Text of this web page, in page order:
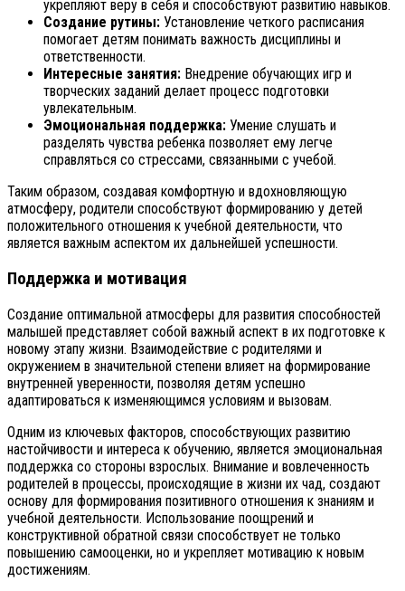
укрепляют веру в себя и способствуют развитию навыков.
Создание рутины: Установление четкого расписания
помогает детям понимать важность дисциплины и
ответственности.
Интересные занятия: Внедрение обучающих игр и
творческих заданий делает процесс подготовки
увлекательным.
Эмоциональная поддержка: Умение слушать и
разделять чувства ребенка позволяет ему легче
справляться со стрессами, связанными с учебой.
Таким образом, создавая комфортную и вдохновляющую
атмосферу, родители способствуют формированию у детей
положительного отношения к учебной деятельности, что
является важным аспектом их дальнейшей успешности.
Поддержка и мотивация
Создание оптимальной атмосферы для развития способностей
малышей представляет собой важный аспект в их подготовке к
новому этапу жизни. Взаимодействие с родителями и
окружением в значительной степени влияет на формирование
внутренней уверенности, позволяя детям успешно
адаптироваться к изменяющимся условиям и вызовам.
Одним из ключевых факторов, способствующих развитию
настойчивости и интереса к обучению, является эмоциональная
поддержка со стороны взрослых. Внимание и вовлеченность
родителей в процессы, происходящие в жизни их чад, создают
основу для формирования позитивного отношения к знаниям и
учебной деятельности. Использование поощрений и
конструктивной обратной связи способствует не только
повышению самооценки, но и укрепляет мотивацию к новым
достижениям.